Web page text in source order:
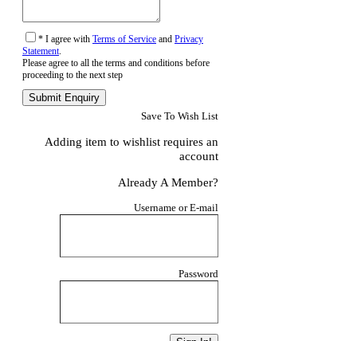
* I agree with Terms of Service and Privacy
Statement.
Please agree to all the terms and conditions before
proceeding to the next step
Save To Wish List
Adding item to wishlist requires an
account
Already A Member?
Username or E-mail
Password